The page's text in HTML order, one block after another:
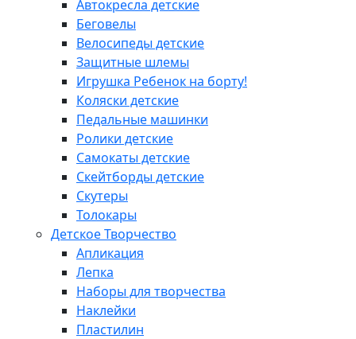
Автокресла детские
Беговелы
Велосипеды детские
Защитные шлемы
Игрушка Ребенок на борту!
Коляски детские
Педальные машинки
Ролики детские
Самокаты детские
Скейтборды детские
Скутеры
Толокары
Детское Творчество
Апликация
Лепка
Наборы для творчества
Наклейки
Пластилин